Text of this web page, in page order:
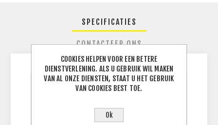
SPECIFICATIES
CONTACTEER ONS
225J
COOKIES HELPEN VOOR EEN BETERE
DIENSTVERLENING. ALS U GEBRUIK WIL MAKEN
VAN AL ONZE DIENSTEN, STAAT U HET GEBRUIK
VAN COOKIES BEST TOE.
Ok